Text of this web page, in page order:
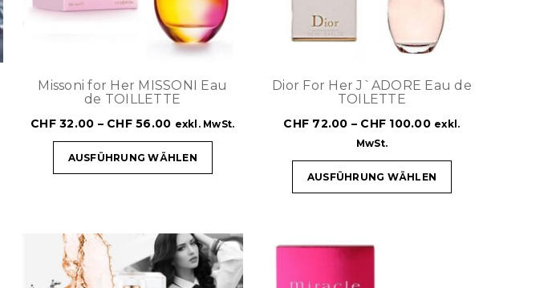
Missoni for Her MISSONI Eau
de TOILLETTE
CHF32.00 – CHF56.00 exkl. MwSt.
AUSFÜHRUNG WÄHLEN
Dior For Her J`ADORE Eau de
TOILETTE
CHF 72.00 – CHF 100.00 exkl.
MwSt.
AUSFÜHRUNG WÄHLEN